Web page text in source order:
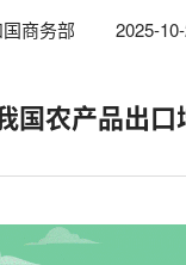
商务部 2025-
国农产品出口